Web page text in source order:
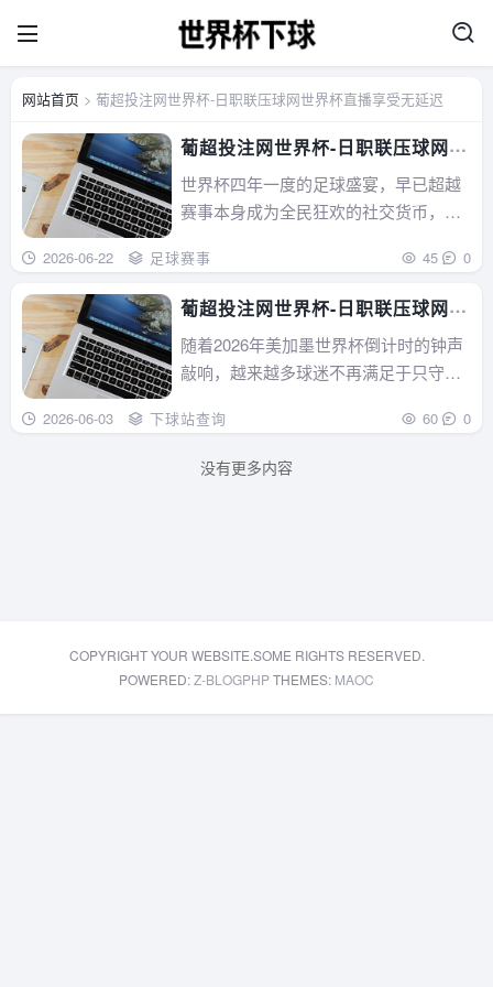
网站首页 > 葡超投注网世界杯-日职联压球网世界杯直播享受无延迟
葡超投注网世界杯-日职联压球网世
界杯直播享受无延迟-2026世界杯
下球
世界杯四年一度的足球盛宴，早已超越
赛事本身成为全民狂欢的社交货币，而
刚需——比如能流畅看葡超关联球星世
界杯表现的直播平台、能精准下注2026
世界杯预选赛或小组赛的日职联压球投
注类站点、无卡顿无延迟的高清世界杯
直播资源。据艾...
2026-06-22 足球赛事 45 0
葡超投注网世界杯-日职联压球网世
界杯直播享受无延迟2026世界杯投
注站
随着2026年美加墨世界杯倒计时的钟声
敲响，越来越多球迷不再满足于只守着
体育平台追世界杯外围联赛——比如球
步直播，甚至提前布局这两项联赛关联
2026-06-03 下球站查询 60 0
没有更多内容
COPYRIGHT YOUR WEBSITE.SOME RIGHTS RESERVED.
POWERED:Z-BLOGPHPTHEMES: MAOC